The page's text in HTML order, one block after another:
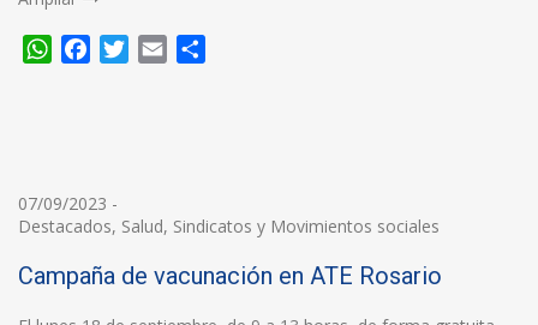
WhatsApp
FacebookTwitter
Email
07/09/2023 -
Destacados, Salud, Sindicatos y Movimientos sociales
Campaña de vacunación en ATE Rosario